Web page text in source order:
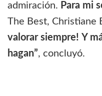
admiración. Para mi
The Best, Christiane
valorar siempre! Y
hagan”, concluyó.